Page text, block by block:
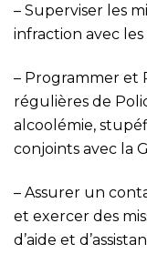
– Superviser les
infraction avec
– Programmer et
régulières de
alcoolémie,
conjoints avec la
– Assurer un
et exercer des
d’aide et